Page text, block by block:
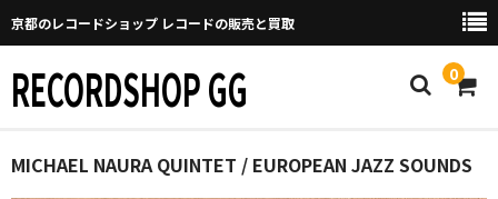
京都のレコードショップ レコードの販売と買取
RECORDSHOP GG 0
Home
MICHAEL NAURA QUINTET / EUROPEAN JAZZ SOUNDS